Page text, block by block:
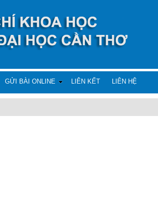
GỬI BÀI ONLINE LIÊN KẾT LIÊN HỆ